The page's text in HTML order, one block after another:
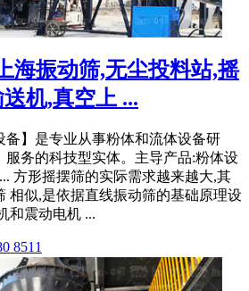
海振动筛,无尘投料站,摇
机,真空上 ...
备】是专业从事粉体和流体设备研
服务的科技型实体。主导产品:粉体设
方形摇摆筛的实际需求越来越大,其
相似,是依据直线振动筛的基础原理设
和震动电机 ...
8511